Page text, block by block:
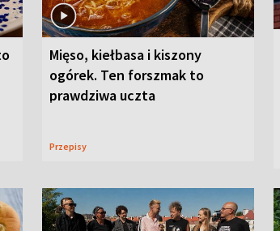
Mięso, kiełbasa i kiszony
ogórek. Ten forszmak to
prawdziwa uczta
Przepisy